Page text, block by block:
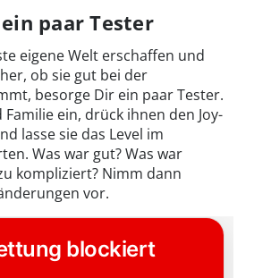
paar Tester
eigene Welt erschaffen und
ob sie gut bei der
besorge Dir ein paar Tester.
ein, drück ihnen den Joy-
lasse sie das Level im
Was war gut? Was war
kompliziert? Nimm dann
vor.